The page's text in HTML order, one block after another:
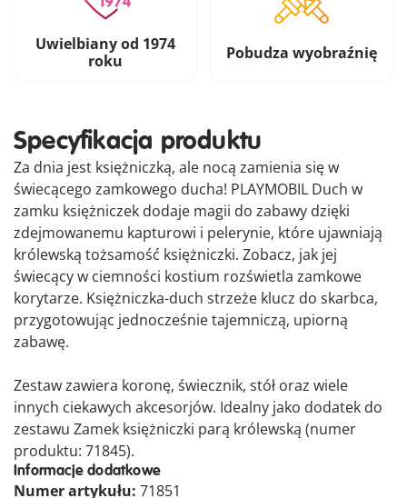
Uwielbiany od 1974
roku
Pobudza wyobraźnię
Specyfikacja produktu
Za dnia jest księżniczką, ale nocą zamienia się w
świecącego zamkowego ducha! PLAYMOBIL Duch w
zamku księżniczek dodaje magii do zabawy dzięki
zdejmowanemu kapturowi i pelerynie, które ujawniają
królewską tożsamość księżniczki. Zobacz, jak jej
świecący w ciemności kostium rozświetla zamkowe
korytarze. Księżniczka-duch strzeże klucz do skarbca,
przygotowując jednocześnie tajemniczą, upiorną
zabawę.
Zestaw zawiera koronę, świecznik, stół oraz wiele
innych ciekawych akcesorjów. Idealny jako dodatek do
zestawu Zamek księżniczki parą królewską (numer
produktu: 71845).
Informacje dodatkowe
Numer artykułu: 71851